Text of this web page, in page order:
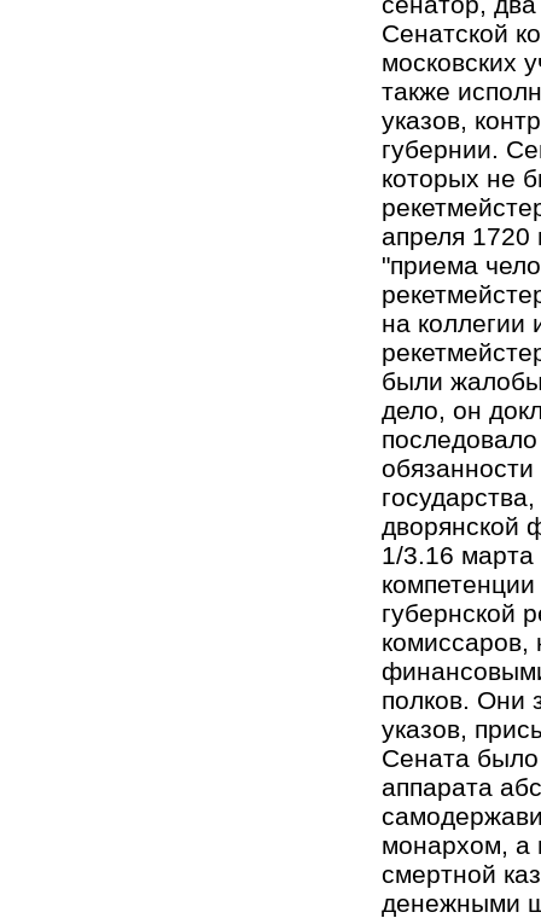
Сенатской
московских
также
указов,
губернии.
которых не
апреля 1720
"приема
на коллегии
были жалобы
дело, он
обязанности
дворянской
1/3.16 марта
губернской
полков. Они
указов,
Сената
аппарата
монархом, а
смертной
денежными